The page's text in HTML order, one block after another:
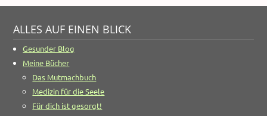
ALLES AUF EINEN BLICK
Gesunder Blog
Meine Bücher
Das Mutmachbuch
Medizin für die Seele
Für dich ist gesorgt!